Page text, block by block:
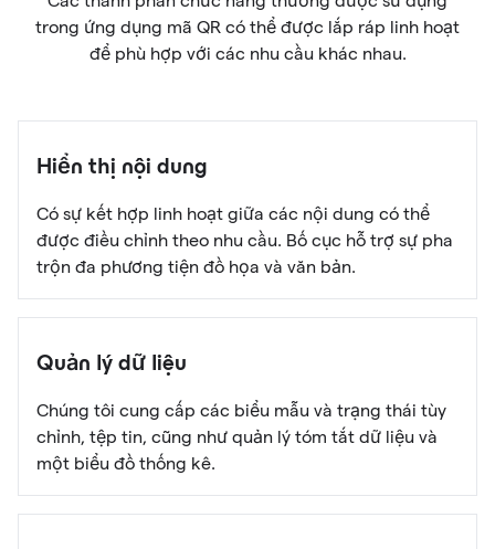
trong ứng dụng mã QR có thể được lắp ráp linh hoạt
để phù hợp với các nhu cầu khác nhau.
Hiển thị nội dung
Có sự kết hợp linh hoạt giữa các nội dung có thể
được điều chỉnh theo nhu cầu. Bố cục hỗ trợ sự pha
trộn đa phương tiện đồ họa và văn bản.
Quản lý dữ liệu
Chúng tôi cung cấp các biểu mẫu và trạng thái tùy
chỉnh, tệp tin, cũng như quản lý tóm tắt dữ liệu và
một biểu đồ thống kê.